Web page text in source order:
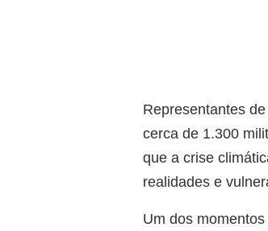
Representantes
cerca de 1.300
que a crise
realidades e
Um dos